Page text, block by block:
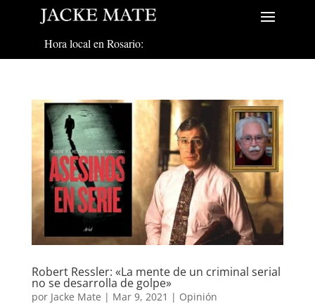
Hora local en Rosario:
Robert Ressler: «La mente de un criminal serial
no se desarrolla de golpe»
por Jacke Mate | Mar 9, 2021 | Opinión